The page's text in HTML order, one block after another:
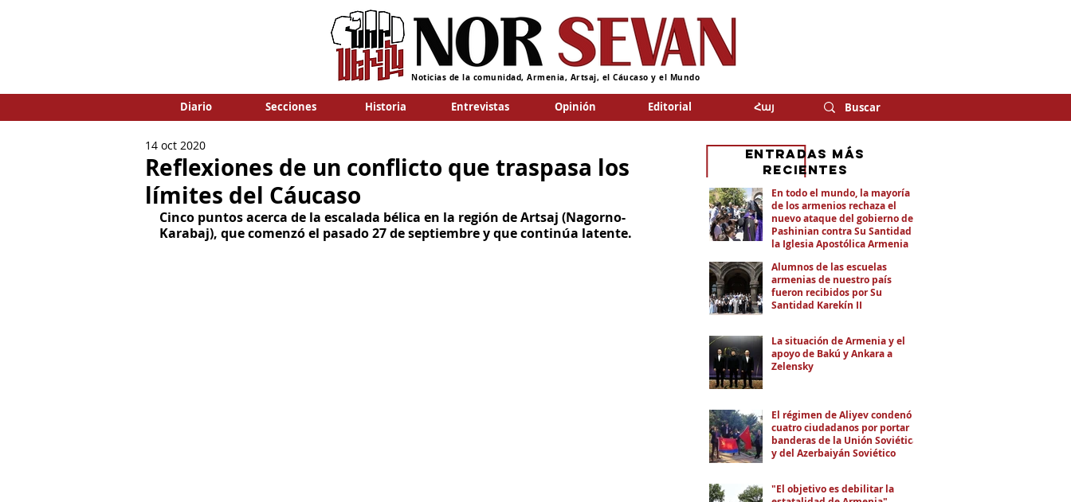
Noticias de la comunidad, Armenia, Artsaj, el Cáucaso y el Mundo
Diario Secciones Historia Entrevistas Opinión Editorial Հայ
Reflexiones de un conflicto que traspasa los
límites del Cáucaso
14 oct 2020
Cinco puntos acerca de la escalada bélica en la región de Artsaj (Nagorno-
Karabaj), que comenzó el pasado 27 de septiembre y que continúa latente.
En todo el mundo, la mayoría
de los armenios rechaza el
nuevo ataque del gobierno de
Pashinian contra Su Santidad y
la Iglesia Apostólica Armenia
Alumnos de las escuelas
armenias de nuestro país
fueron recibidos por Su
Santidad Karekín II
La situación de Armenia y el
apoyo de Bakú y Ankara a
Zelensky
El régimen de Aliyev condenó a
cuatro ciudadanos por portar
banderas de la Unión Soviética
y del Azerbaiyán Soviético
"El objetivo es debilitar la
eNTRADAS MÁS
RECIENTES